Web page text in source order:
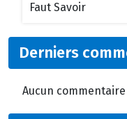
Faut Savoir
Derniers
Aucun